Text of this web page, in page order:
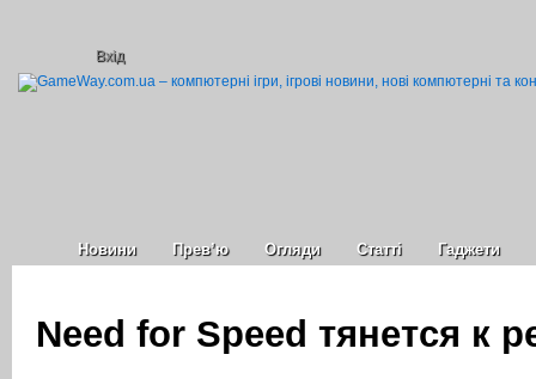
Вхід
Новини Прев’ю Огляди Статті Гаджети
Need for Speed тянется к